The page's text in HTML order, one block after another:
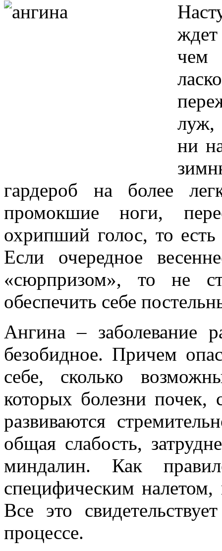
чем
луж,
ни
гардероб на более
промокшие ноги,
охрипший голос, то
Если очередное
«сюрпризом», то не
обеспечить себе
Ангина – заболевание
безобидное. Причем
себе, сколько
которых болезни почек,
развиваются
общая слабость,
миндалин. Как
специфическим налетом,
Все это
процессе.